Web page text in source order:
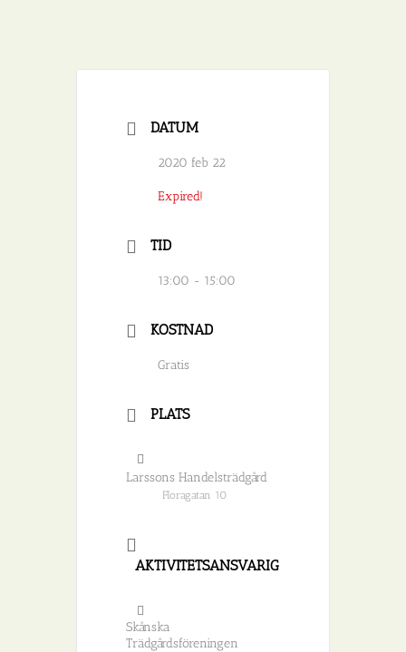
DATUM
2020 feb 22
Expired!
TID
13:00 - 15:00
KOSTNAD
Gratis
PLATS
Larssons Handelsträdgård
Floragatan 10
AKTIVITETSANSVARIG
Skånska
Trädgårdsföreningen